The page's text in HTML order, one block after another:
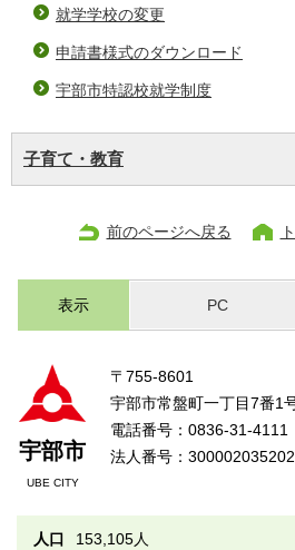
就学学校の変更
申請書様式のダウンロード
宇部市特認校就学制度
子育て・教育
前のページへ戻る
表示 PC
宇部市
UBE CITY
〒755-8601
宇部市常盤町一丁目7番1
電話番号：0836-31-
法人番号：
人口 153,105人